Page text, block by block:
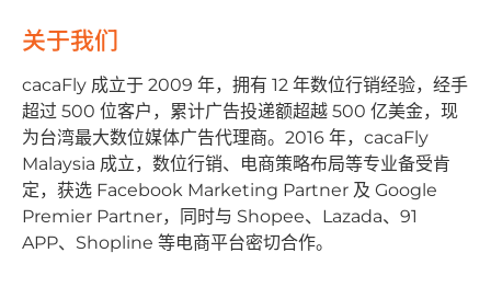
关于我们
cacaFly 成⽴于 2009 年，拥有 12 年数位⾏销经验，经⼿
超过 500 位客户，累计⼴告投递额超越 500 亿美⾦，现
为台湾最⼤数位媒体⼴告代理商。2016 年，cacaFly
Malaysia 成⽴，数位⾏销、电商策略布局等专业备受肯
定，获选 Facebook Marketing Partner 及 Google
Premier Partner，同时与 Shopee、Lazada、91
APP、Shopline 等电商平台密切合作。